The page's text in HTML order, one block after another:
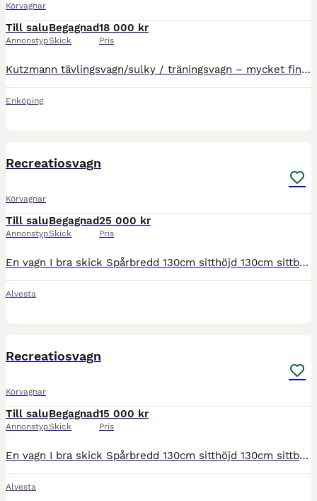
Körvagnar
Till salu
Annonstyp
Begagnad
Skick
18 000 kr
Pris
Kutzmann tävlingsvagn/sulky / träningsvagn – mycket fint skick, svart och grön. Säljer en smidig och stabil tvåhjulig sulky från Kutzmann. Perfekt som träningsvagn eller för fritidskörning eller till
Enköping
Recreatiosvagn
Körvagnar
Till salu
Annonstyp
Begagnad
Skick
25 000 kr
Pris
En vagn I bra skick Spårbredd 130cm sitthöjd 130cm sittbänk bak 70cm däck 3.00x23 Skivbromsar på alla 4 hjulen ställbara skaklar vikt 260kg viss transport kan ordnas vid intresse ring 070-566 77 72 el
Alvesta
Recreatiosvagn
Körvagnar
Till salu
Annonstyp
Begagnad
Skick
15 000 kr
Pris
En vagn I bra skick Spårbredd 130cm sitthöjd 130cm sittbänk bak 70cm däck 3.00x23 Skivbromsar bak 2 par skaklar 150cm o 170cm parstång vikt 260kg viss transport kan ordnas vid intresse ring 070-566 77
Alvesta